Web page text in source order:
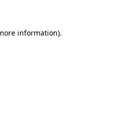
information).